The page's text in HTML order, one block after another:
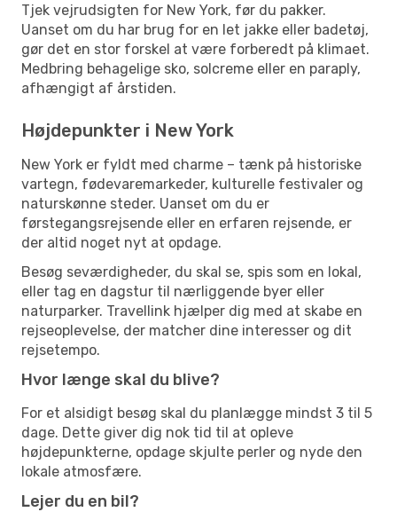
Tjek vejrudsigten for New York, før du pakker.
Uanset om du har brug for en let jakke eller badetøj,
gør det en stor forskel at være forberedt på klimaet.
Medbring behagelige sko, solcreme eller en paraply,
afhængigt af årstiden.
Højdepunkter i New York
New York er fyldt med charme – tænk på historiske
vartegn, fødevaremarkeder, kulturelle festivaler og
naturskønne steder. Uanset om du er
førstegangsrejsende eller en erfaren rejsende, er
der altid noget nyt at opdage.
Besøg seværdigheder, du skal se, spis som en lokal,
eller tag en dagstur til nærliggende byer eller
naturparker. Travellink hjælper dig med at skabe en
rejseoplevelse, der matcher dine interesser og dit
rejsetempo.
Hvor længe skal du blive?
For et alsidigt besøg skal du planlægge mindst 3 til 5
dage. Dette giver dig nok tid til at opleve
højdepunkterne, opdage skjulte perler og nyde den
lokale atmosfære.
Lejer du en bil?